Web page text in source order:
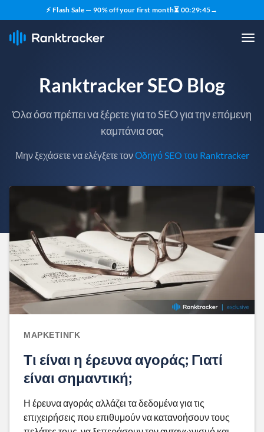
⚡ Flash Sale — 90% off your first month⏳ 00:29:43→
Ranktracker SEO Blog
Όλα όσα πρέπει να ξέρετε για το SEO για την επόμενη
καμπάνια σας
Μην ξεχάσετε να ελέγξετε τονΟδηγό SEO του Ranktracker
ΜΆΡΚΕΤΙΝΓΚ
Τι είναι η έρευνα αγοράς; Γιατί
είναι σημαντική;
Η έρευνα αγοράς αλλάζει τα δεδομένα για τις
επιχειρήσεις που επιθυμούν να κατανοήσουν τους